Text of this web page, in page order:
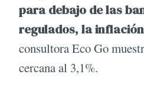
para debajo de las
regulados, la
consultora Eco Go
cercana al 3,1%.